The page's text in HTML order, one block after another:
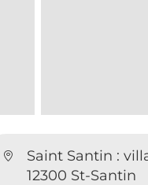
Saint Santin :
12300 St-Santin